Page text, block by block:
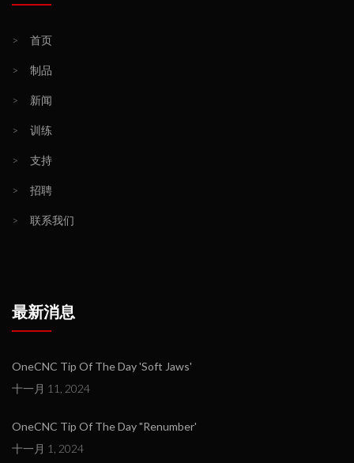
> 首页
> 制品
> 新闻
> 训练
> 支持
> 招聘
> 联系我们
最新消息
OneCNC Tip Of The Day 'Soft Jaws'
十一月 11, 2024
OneCNC Tip Of The Day "Renumber'
十一月 1, 2024